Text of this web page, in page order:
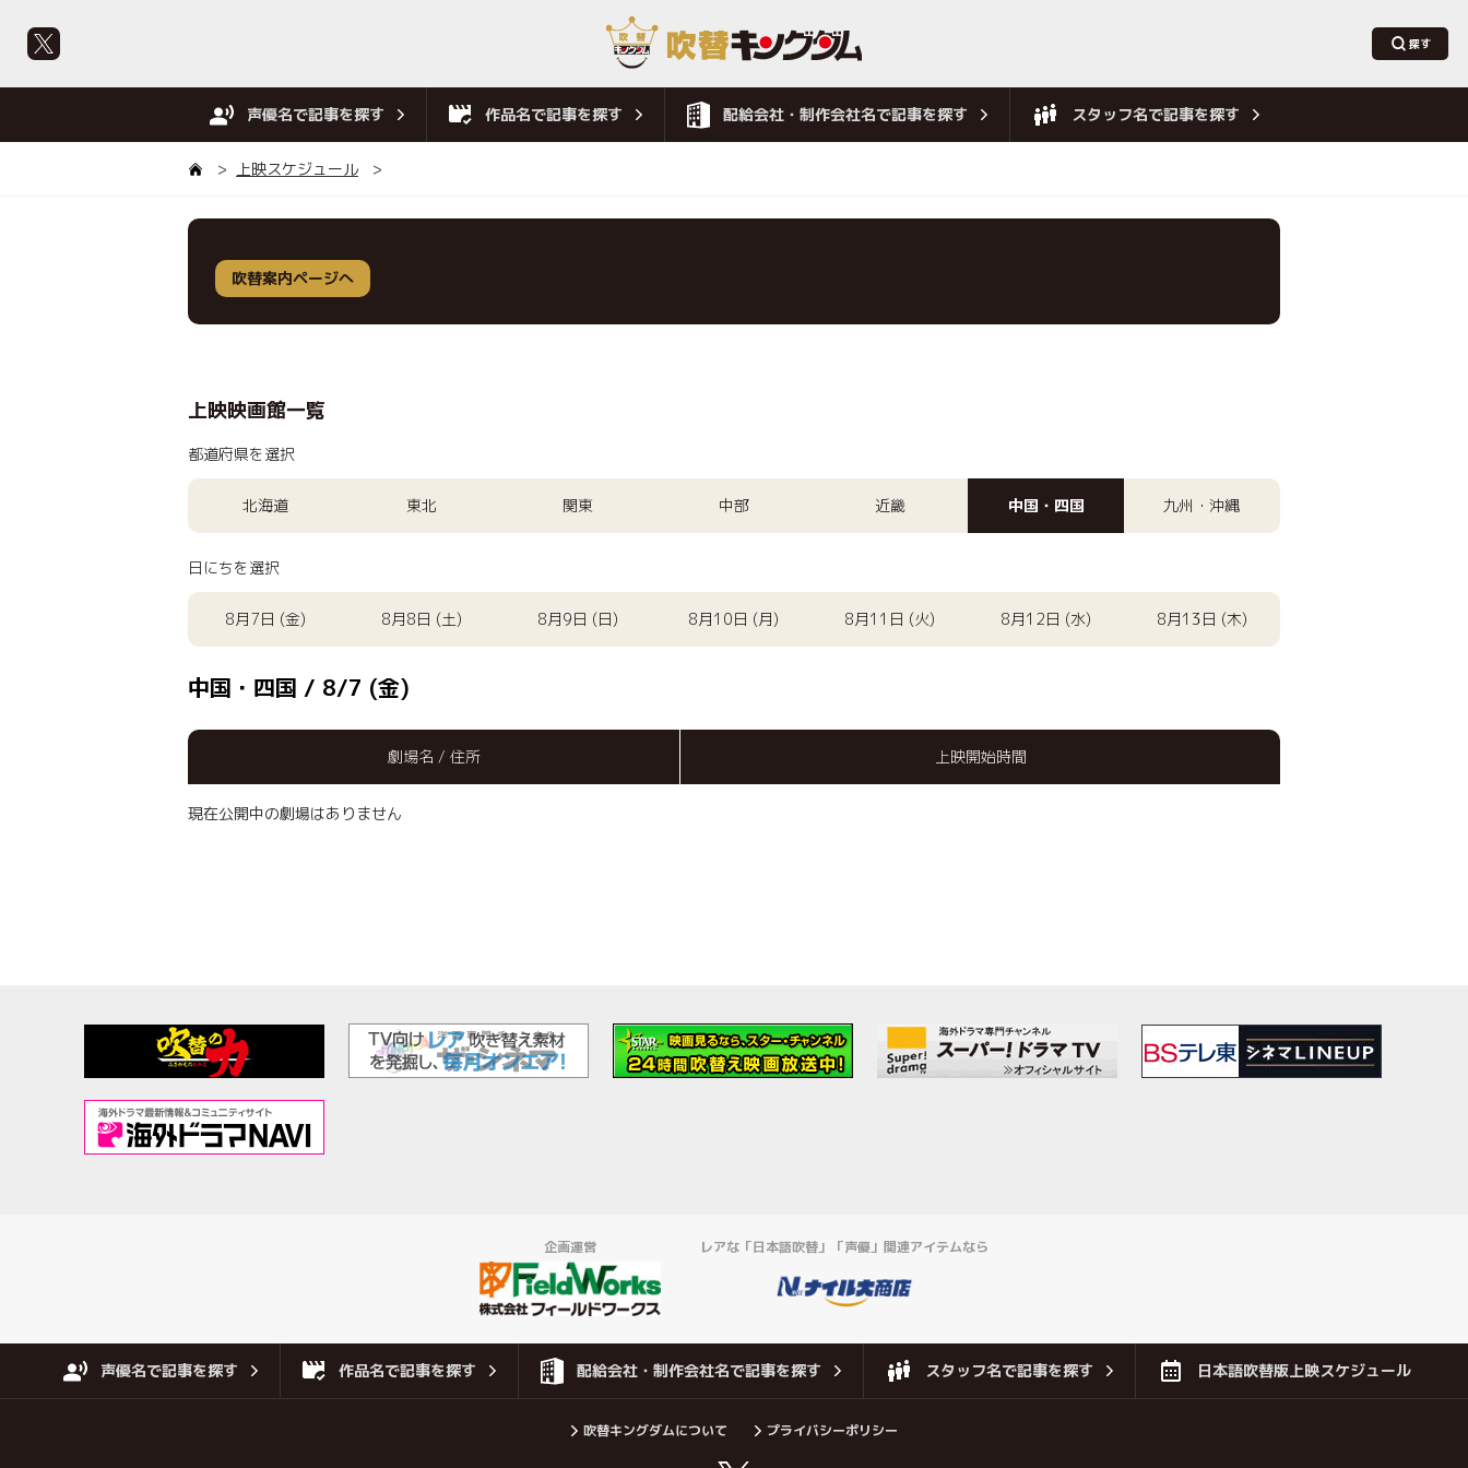
声優名で記事を探す 作品名で記事を探す 配給会社・制作会社名で記事を探す スタッフ名で記事を探す
上映スケジュール
吹替案内ページへ
上映映画館一覧
都道府県を選択
北海道 東北 関東 中部 近畿 中国・四国 九州・沖縄
日にちを選択
8月7日 (金) 8月8日 (土) 8月9日 (日) 8月10日 (月) 8月11日 (火) 8月12日 (水) 8月13日 (木)
中国・四国 / 8/7 (金)
劇場名 / 住所 上映開始時間
現在公開中の劇場はありません
企画運営 レアな「日本語吹替」「声優」関連アイテムなら
声優名で記事を探す 作品名で記事を探す 配給会社・制作会社名で記事を探す スタッフ名で記事を探す 日本語吹替版上映スケジュール
吹替キングダムについて プライバシーポリシー